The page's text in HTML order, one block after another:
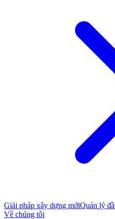
Giải pháp xây dựng mớiQuản lý
Về chúng tôi